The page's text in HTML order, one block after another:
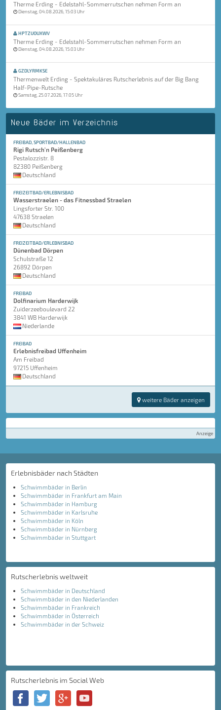
Therme Erding - Edelstahl-Sommerrutschen nehmen Form an
Dienstag, 04.08.2026, 15:03 Uhr
HPTZUOUXWV
Therme Erding - Edelstahl-Sommerrutschen nehmen Form an
Dienstag, 04.08.2026, 15:03 Uhr
GZDLYRMKSE
Thermenwelt Erding - Spektakuläres Rutscherlebnis auf der Big Bang
Half-Pipe-Rutsche
Samstag, 25.07.2026, 17:05 Uhr
Neue Bäder im Verzeichnis
FREIBAD, SPORTBAD/HALLENBAD
Rigi Rutsch'n Peißenberg
Pestalozzistr. 8
82380 Peißenberg
Deutschland
FREIZEITBAD/ERLEBNISBAD
Wasserstraelen - das Fitnessbad Straelen
Lingsforter Str. 100
47638 Straelen
Deutschland
FREIZEITBAD/ERLEBNISBAD
Dünenbad Dörpen
Schulstraße 12
26892 Dörpen
Deutschland
FREIBAD
Dolfinarium Harderwijk
Zuiderzeeboulevard 22
3841 WB Harderwijk
Niederlande
FREIBAD
Erlebnisfreibad Uffenheim
Am Freibad
97215 Uffenheim
Deutschland
weitere Bäder anzeigen
Anzeige
Erlebnisbäder nach Städten
Schwimmbäder in Berlin
Schwimmbäder in Frankfurt am Main
Schwimmbäder in Hamburg
Schwimmbäder in Karlsruhe
Schwimmbäder in Köln
Schwimmbäder in Nürnberg
Schwimmbäder in Stuttgart
Rutscherlebnis weltweit
Schwimmbäder in Deutschland
Schwimmbäder in den Niederlanden
Schwimmbäder in Frankreich
Schwimmbäder in Österreich
Schwimmbäder in der Schweiz
Rutscherlebnis im Social Web